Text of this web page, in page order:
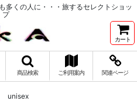
多くの人に・・・旅するセレクトショッ
プ
カート
商品検索 ご利用案内 関連ページ
unisex